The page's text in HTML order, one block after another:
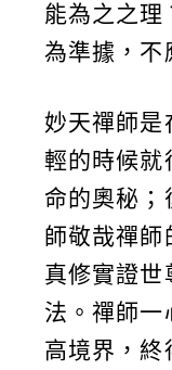
能為之之理
為準據，不
妙天禪師是
輕的時候就
命的奧秘；
師敬哉禪師
真修實證世
法。禪師一
高境界，終